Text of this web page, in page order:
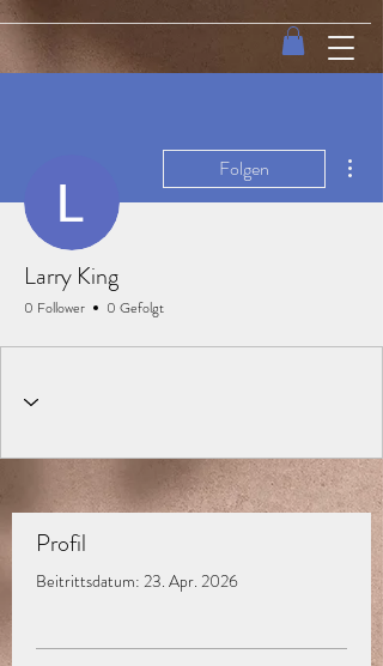
Folgen
Larry King
0 Follower 0 Gefolgt
Profil
Beitrittsdatum: 23. Apr. 2026